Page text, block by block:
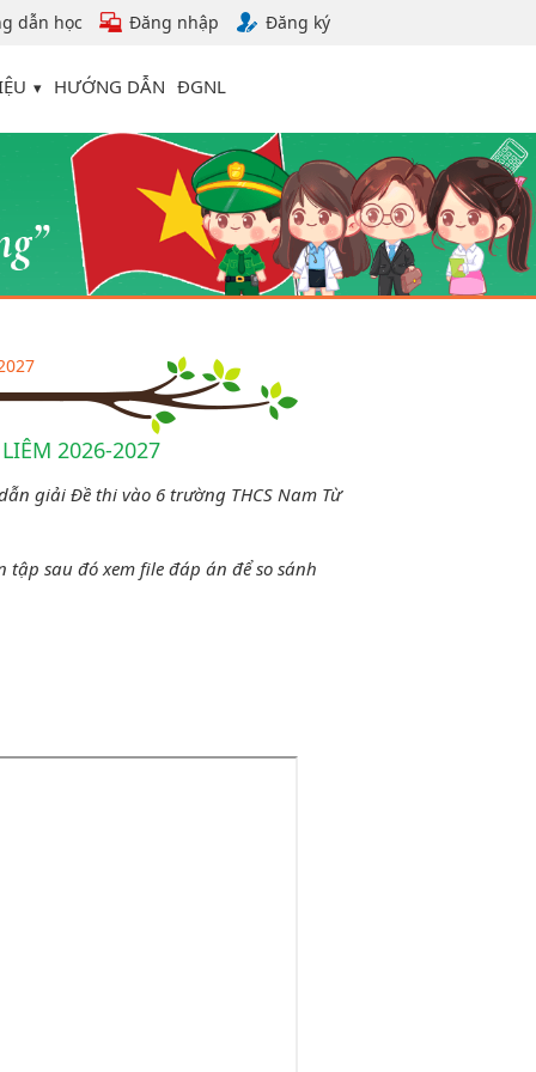
dẫn học Đăng nhập Đăng ký
HƯỚNG DẪN ĐGNL
2026-2027
giải Đề thi vào 6 trường THCS Nam Từ
sau đó xem file đáp án để so sánh